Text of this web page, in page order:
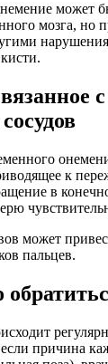
может
мозга, но
к
в
может
пальцев.
причина